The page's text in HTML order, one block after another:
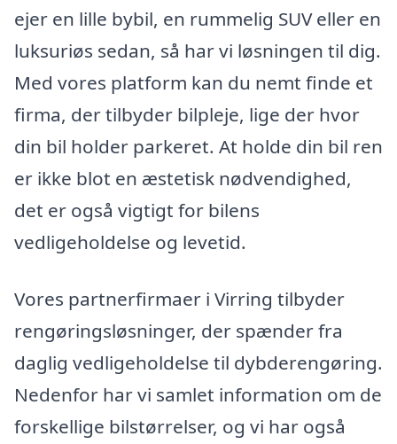
ejer en lille bybil, en rummelig SUV eller en
luksuriøs sedan, så har vi løsningen til dig.
Med vores platform kan du nemt finde et
firma, der tilbyder bilpleje, lige der hvor
din bil holder parkeret. At holde din bil ren
er ikke blot en æstetisk nødvendighed,
det er også vigtigt for bilens
vedligeholdelse og levetid.
Vores partnerfirmaer i Virring tilbyder
rengøringsløsninger, der spænder fra
daglig vedligeholdelse til dybderengøring.
Nedenfor har vi samlet information om de
forskellige bilstørrelser, og vi har også